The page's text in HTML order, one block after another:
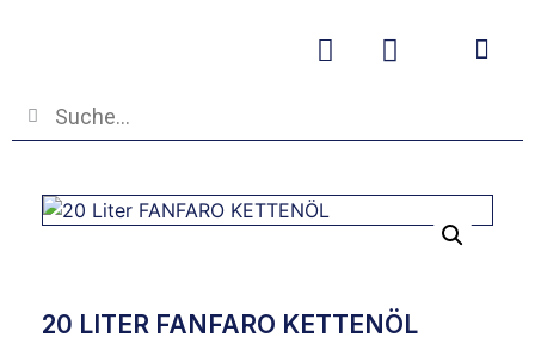
20 LITER FANFARO KETTENÖL